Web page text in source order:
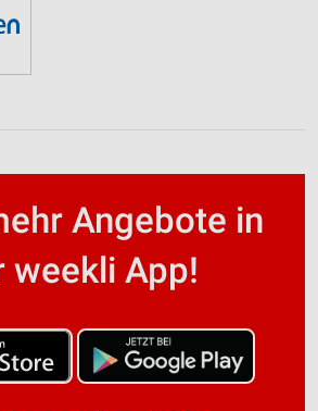
Angebote in
weekli App!